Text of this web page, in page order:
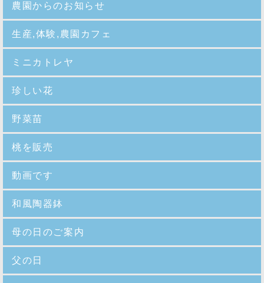
農園からのお知らせ
生産,体験,農園カフェ
ミニカトレヤ
珍しい花
野菜苗
桃を販売
動画です
和風陶器鉢
母の日のご案内
父の日